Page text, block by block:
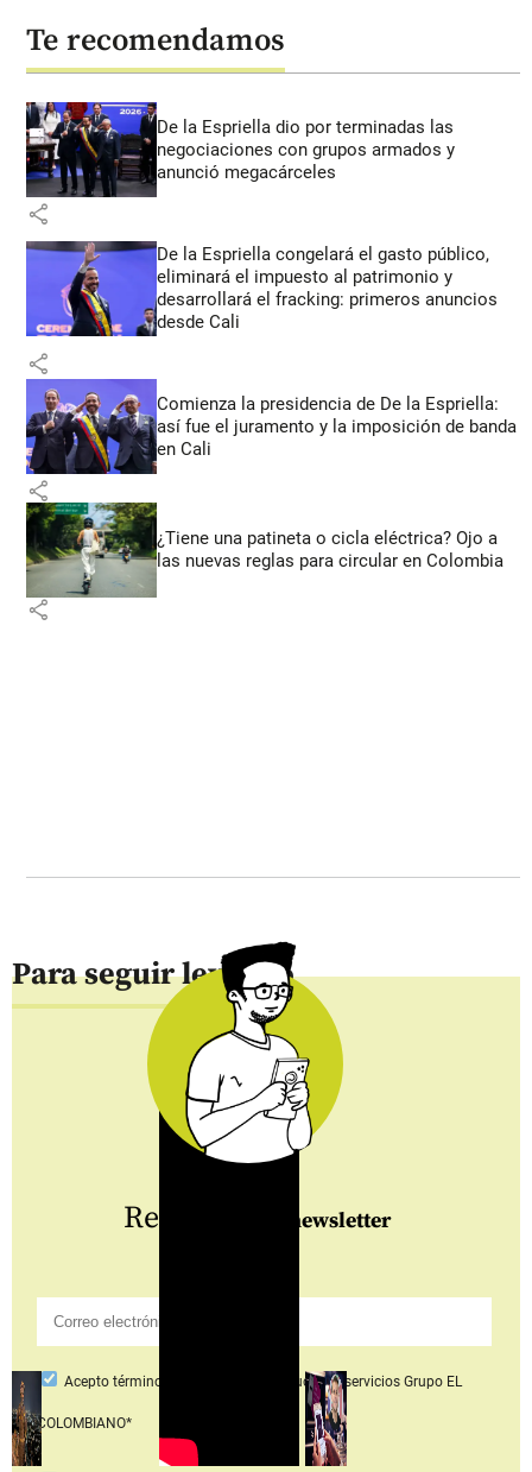
Te recomendamos
De la Espriella dio por terminadas las
negociaciones con grupos armados y
anunció megacárceles
share
De la Espriella congelará el gasto público,
eliminará el impuesto al patrimonio y
desarrollará el fracking: primeros anuncios
desde Cali
share
Comienza la presidencia de De la Espriella:
así fue el juramento y la imposición de banda
en Cali
share
¿Tiene una patineta o cicla eléctrica? Ojo a
las nuevas reglas para circular en Colombia
share
Para seguir leyendo
Regístrate al newsletter
Aceptotérminos y condiciones productos y serviciosGrupo EL
COLOMBIANO*